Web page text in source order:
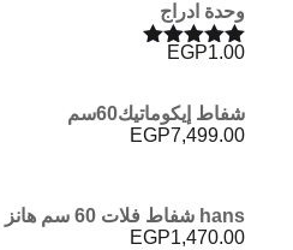
وحدة ادراج
تم التقييم
EGP1.00
شفاط إيكوماتيك60سم
EGP7,499.00
hans شفاط فلات 60 سم هانز
EGP1,470.00